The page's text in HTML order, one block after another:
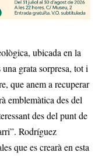
ubicada en la
grata sorpresa, tot i
que anem a recuperar
emblemàtica des del
des del punt de
Rodríguez
que es crearà en esta